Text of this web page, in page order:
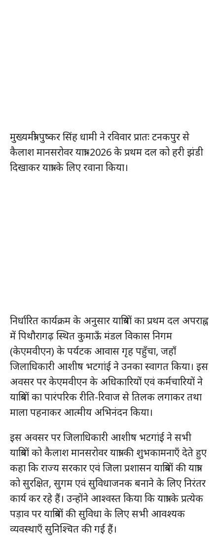
मुख्यमंत्री पुष्कर सिंह धामी ने रविवार प्रातः टनकपुर से
कैलाश मानसरोवर यात्रा-2026 के प्रथम दल को हरी झंडी
दिखाकर यात्रा के लिए रवाना किया।
निर्धारित कार्यक्रम के अनुसार यात्रियों का प्रथम दल अपराह्न
में पिथौरागढ़ स्थित कुमाऊँ मंडल विकास निगम
(केएमवीएन) के पर्यटक आवास गृह पहुँचा, जहाँ
जिलाधिकारी आशीष भटगांई ने उनका स्वागत किया। इस
अवसर पर केएमवीएन के अधिकारियों एवं कर्मचारियों ने
यात्रियों का पारंपरिक रीति-रिवाज से तिलक लगाकर तथा
माला पहनाकर आत्मीय अभिनंदन किया।
इस अवसर पर जिलाधिकारी आशीष भटगांई ने सभी
यात्रियों को कैलाश मानसरोवर यात्रा की शुभकामनाएँ देते हुए
कहा कि राज्य सरकार एवं जिला प्रशासन यात्रियों की यात्रा
को सुरक्षित, सुगम एवं सुविधाजनक बनाने के लिए निरंतर
कार्य कर रहे हैं। उन्होंने आश्वस्त किया कि यात्रा के प्रत्येक
पड़ाव पर यात्रियों की सुविधा के लिए सभी आवश्यक
व्यवस्थाएँ सुनिश्चित की गई हैं।